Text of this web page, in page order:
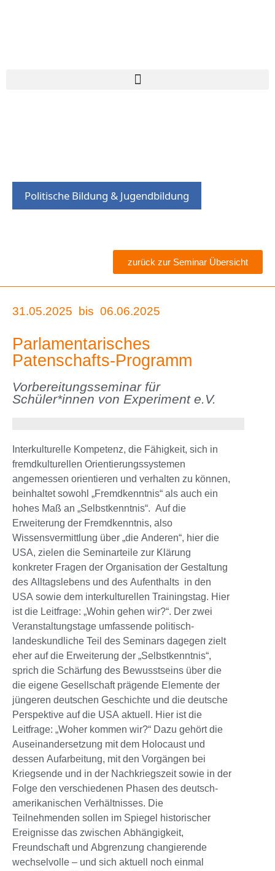
Politische Bildung & Jugendbildung
zurück zur Seminar Übersicht
31.05.2025 bis 06.06.2025
Parlamentarisches
Patenschafts-Programm
Vorbereitungsseminar für
Schüler*innen von Experiment e.V.
Interkulturelle Kompetenz, die Fähigkeit, sich in
fremdkulturellen Orientierungssystemen
angemessen orientieren und verhalten zu können,
beinhaltet sowohl „Fremdkenntnis“ als auch ein
hohes Maß an „Selbstkenntnis“. Auf die
Erweiterung der Fremdkenntnis, also
Wissensvermittlung über „die Anderen“, hier die
USA, zielen die Seminarteile zur Klärung
konkreter Fragen der Organisation der Gestaltung
des Alltagslebens und des Aufenthalts in den
USA sowie dem interkulturellen Trainingstag. Hier
ist die Leitfrage: „Wohin gehen wir?“. Der zwei
Veranstaltungstage umfassende politisch-
landeskundliche Teil des Seminars dagegen zielt
eher auf die Erweiterung der „Selbstkenntnis“,
sprich die Schärfung des Bewusstseins über die
die eigene Gesellschaft prägende Elemente der
jüngeren deutschen Geschichte und die deutsche
Perspektive auf die USA aktuell. Hier ist die
Leitfrage: „Woher kommen wir?“ Dazu gehört die
Auseinandersetzung mit dem Holocaust und
dessen Aufarbeitung, mit den Vorgängen bei
Kriegsende und in der Nachkriegszeit sowie in der
Folge den verschiedenen Phasen des deutsch-
amerikanischen Verhältnisses. Die
Teilnehmenden sollen im Spiegel historischer
Ereignisse das zwischen Abhängigkeit,
Freundschaft und Abgrenzung changierende
wechselvolle – und sich aktuell noch einmal